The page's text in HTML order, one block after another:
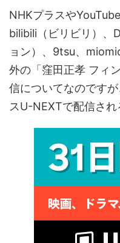
NHKプラスや
bilibili（ビリビリ）、
ョン）、9tsu、
外の「窪田正孝 フィ
信についてなのです
スU-NEXTで配信され